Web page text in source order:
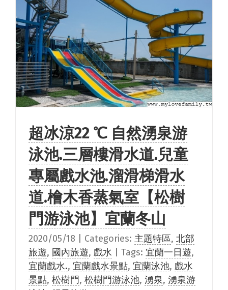
超冰涼22 ℃ 自然湧泉游
泳池.三層樓滑水道.兒童
專屬戲水池.溜滑梯滑水
道.檜木香蒸氣室【松樹
門游泳池】宜蘭冬山
2020/05/18 Categories: 主題特區, 北部
旅遊, 國內旅遊, 戲水 Tags: 宜蘭一日遊,
宜蘭戲水., 宜蘭戲水景點, 宜蘭泳池, 戲水
景點, 松樹門, 松樹門游泳池, 湧泉, 湧泉游